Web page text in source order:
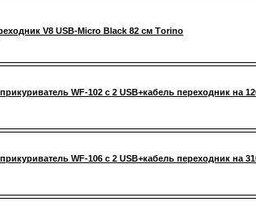
V8 USB-Micro Black 82 см Тorino
WF-102 с 2 USB+кабель переходник на
WF-106 с 2 USB+кабель переходник на